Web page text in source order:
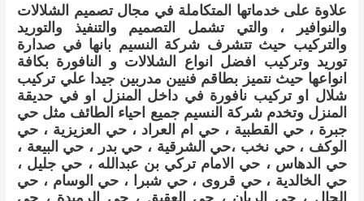
علاوة على خدماتها المتكاملة في مجال تصميم الشلالات
والنوافير ، والتي تشمل التصميم والتنفيذ والتوريد
والتركيب حيثتتشرف شركة النسيم بانها في صدارة
توريد وتركيب افضل انواع الشلالات و النافورة بكافة
انواعها حيث نتميز بطاقم فنيين مدربين جيدا علي تركيب
شلال او تركيب نافورة في داخل المنزل او في حديقة
المنزل وتخدم شركة النسيم جميع احياء الطائف مثل حي
جبرة ، حي القطبية ، حي ام العراد ، حي العزيزية ، حي
الوكف ، حي نخب ،حي الشرقية ، حي بدر ، حي البيعة ،
حي الدهاس ، حي الامام تركي بن عبدالله ، حي جليل ،
حي الخالدية ، حي قروى ، حي شبرا ، حي الوسام ، حي
الجال ، حي الريان ، حي العقيق ، حي الرميدة ، حي